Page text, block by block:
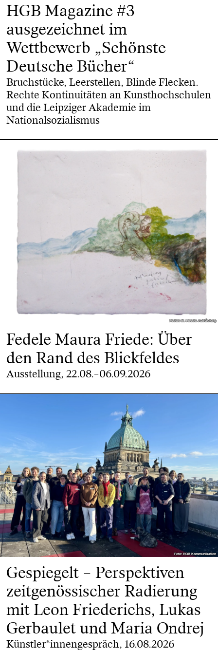
HGB Magazine #3
ausgezeichnet im
Wettbewerb „Schönste
Deutsche Bücher“
Bruchstücke, Leerstellen, Blinde Flecken.
Rechte Kontinuitäten an Kunsthochschulen
und die Leipziger Akademie im
Nationalsozialismus
Fedele M. Friede: Aufhäufung
Fedele M. Friede: Aufhäufung
Fedele Maura Friede: Über
den Rand des Blickfeldes
Ausstellung, 22.08.–06.09.2026
Foto: HGB Kommunikation
Foto: HGB Kommunikation
Gespiegelt – Perspektiven
zeitgenössischer Radierung
mit Leon Friederichs, Lukas
Gerbaulet und Maria Ondrej
Künstler*innengespräch, 16.08.2026